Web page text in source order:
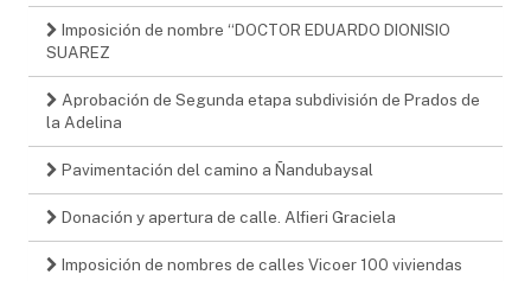
Imposición de nombre “DOCTOR EDUARDO DIONISIO
SUAREZ
Aprobación de Segunda etapa subdivisión de Prados de
la Adelina
Pavimentación del camino a Ñandubaysal
Donación y apertura de calle. Alfieri Graciela
Imposición de nombres de calles Vicoer 100 viviendas